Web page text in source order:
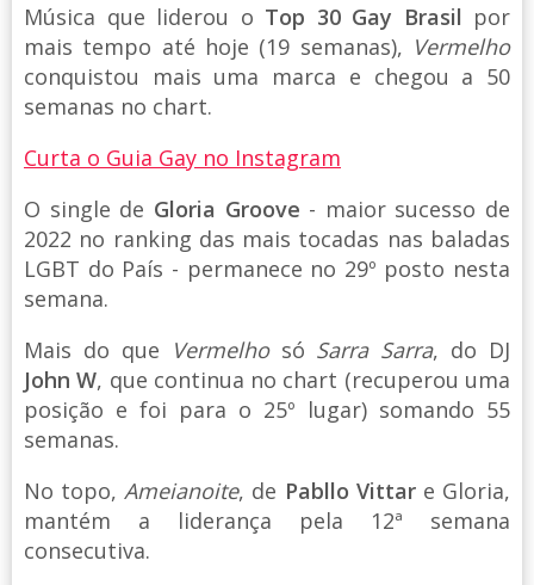
Música que liderou o Top 30 Gay Brasil por
mais tempo até hoje (19 semanas), Vermelho
conquistou mais uma marca e chegou a 50
semanas no chart.
Curta o Guia Gay no Instagram
O single de Gloria Groove - maior sucesso de
2022 no ranking das mais tocadas nas baladas
LGBT do País - permanece no 29º posto nesta
semana.
Mais do que Vermelhosó Sarra Sarra, do DJ
John W, que continua no chart (recuperou uma
posição e foi para o 25º lugar) somando 55
semanas.
No topo, Ameianoite, de Pabllo Vittare Gloria,
mantém a liderança pela 12ª semana
consecutiva.